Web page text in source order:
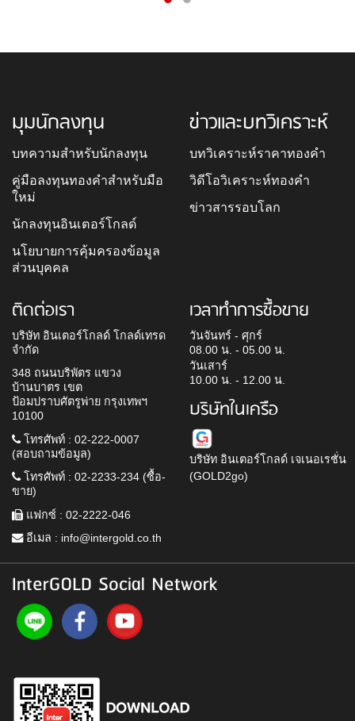
มุมนักลงทุน
บทความสำหรับนักลงทุน
คู่มือลงทุนทองคำสำหรับมือ
ใหม่
นักลงทุนอินเตอร์โกลด์
นโยบายการคุ้มครองข้อมูล
ส่วนบุคคล
ข่าวและบทวิเคราะห์
บทวิเคราะห์ราคาทองคำ
วิดีโอวิเคราะห์ทองคำ
ข่าวสารรอบโลก
ติดต่อเรา
บริษัท อินเตอร์โกลด์ โกลด์เทรด
จำกัด
348 ถนนบริพัตร แขวง
บ้านบาตร เขต
ป้อมปราบศัตรูพ่าย กรุงเทพฯ
10100
โทรศัพท์ : 02-222-0007
(สอบถามข้อมูล)
โทรศัพท์ : 02-2233-234 (ซื้อ-
ขาย)
แฟกซ์ : 02-2222-046
อีเมล : info@intergold.co.th
เวลาทำการซื้อขาย
วันจันทร์ - ศุกร์
08.00 น. - 05.00 น.
วันเสาร์
10.00 น. - 12.00 น.
บริษัทในเครือ
บริษัท อินเตอร์โกลด์ เจเนอเรชั่น
(GOLD2go)
InterGOLD Social Network